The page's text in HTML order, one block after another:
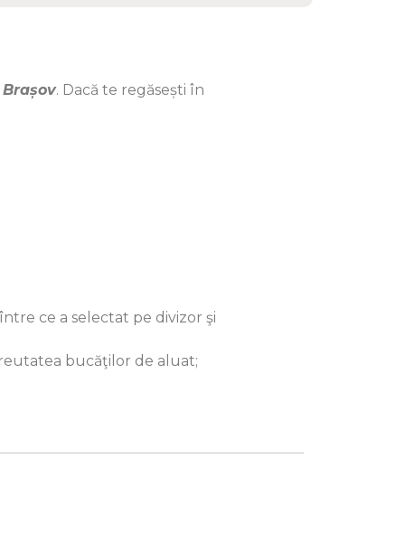
Brașov. Dacă te regăsești în
ce a sеlеctat pe divizor şi
bucăţilor de aluat;